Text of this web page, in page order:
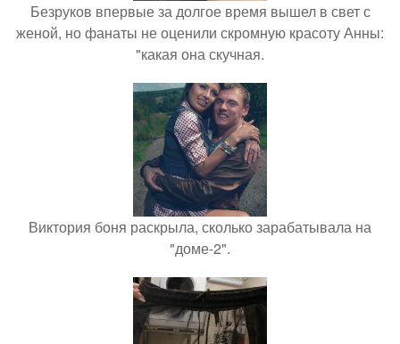
Безруков впервые за долгое время вышел в свет с
женой, но фанаты не оценили скромную красоту Анны:
"какая она скучная.
Виктория боня раскрыла, сколько зарабатывала на
"доме-2".